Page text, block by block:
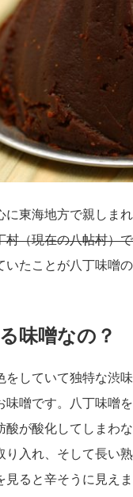
に東海地方で親しま
村（現在の八帖村）
いたことが八丁味噌
味噌なの？
をしていて独特な渋
味噌です。八丁味噌
酸が酸化してしまわ
り入れ、そして長い
見ると辛そうに見え